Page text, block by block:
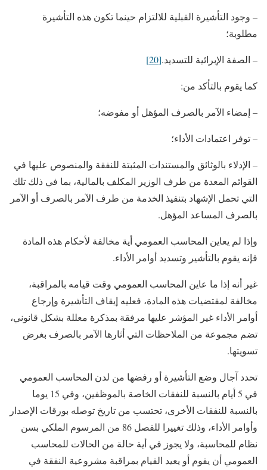
– وجود التأشيرة القبلية للالتزام حينما تكون هذه التأشيرة
مطلوبة؛
– الصفة الإبرائية للتسديد.[20]
كما يقوم بالتأكد من:
– إمضاء الآمر بالصرف المؤهل أو مفوضه؛
– توفر اعتمادات الأداء؛
– الإدلاء بالوثائق والمستندات المثبتة للنفقة والمنصوص عليها في
القوائم المعدة من طرف الوزير المكلف بالمالية، بما في ذلك تلك
التي تحمل الإشهاد بتنفيذ الخدمة من طرف الآمر بالصرف أو الآمر
بالصرف المساعد المؤهل.
وإذا لم يعاين المحاسب العمومي أية مخالفة لأحكام هذه المادة
فإنه يقوم بالتأشير وتسديد أوامر الأداء.
غير أنه إذا ما عاين المحاسب العمومي وقت قيامه بالمراقبة،
مخالفة لمقتضيات هذه المادة، فعليه إيقاف التأشيرة وإرجاع
أوامر الأداء غير المؤشر عليها مرفقة بمذكرة معللة بشكل قانوني،
تضم مجموعة من الملاحظات التي أثارها الآمر بالصرف بغرض
تسويتها.
تحدد آجال وضع التأشيرة أو رفضها من لدن المحاسب العمومي
في 5 أيام بالنسبة للنفقات الخاصة بالموظفين، وفي 15 يوما
بالنسبة للنفقات الأخرى، تحتسب من تاريخ توصله بورقات الإصدار
وأوامر الأداء، وذلك تغييرا للفصل 86 من المرسوم الملكي بسن
نظام للمحاسبة، ولا يجوز في أية حالة من الحالات للمحاسب
العمومي أن يقوم أو يعيد القيام بمراقبة مشروعية النفقة في